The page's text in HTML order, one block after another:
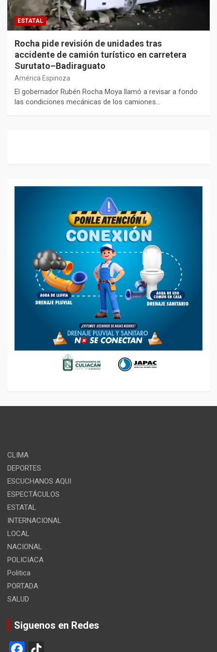
ESTATAL
Rocha pide revisión de unidades tras
accidente de camión turístico en carretera
Surutato–Badiraguato
América Espinoza
El gobernador Rubén Rocha Moya llamó a revisar a fondo
las condiciones mecánicas de los camiones…
CLIMA
DEPORTES
ESCUCHANOS AQUI
ESPECTÁCULOS
ESTATAL
INTERNACIONAL
LOCAL
NACIONAL
POLICIACA
Politica
PORTADA
SALUD
Siguenos en Redes